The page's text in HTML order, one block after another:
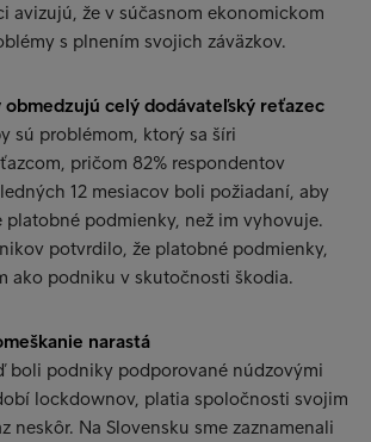
avizujú, že v súčasnom ekonomickom
s plnením svojich záväzkov.
obmedzujú celý dodávateľský reťazec
sú problémom, ktorý sa šíri
pričom 82% respondentov
12 mesiacov boli požiadaní, aby
podmienky, než im vyhovuje.
potvrdilo, že platobné podmienky,
ako podniku v skutočnosti škodia.
narastá
boli podniky podporované núdzovými
lockdownov, platia spoločnosti svojim
neskôr. Na Slovensku sme zaznamenali